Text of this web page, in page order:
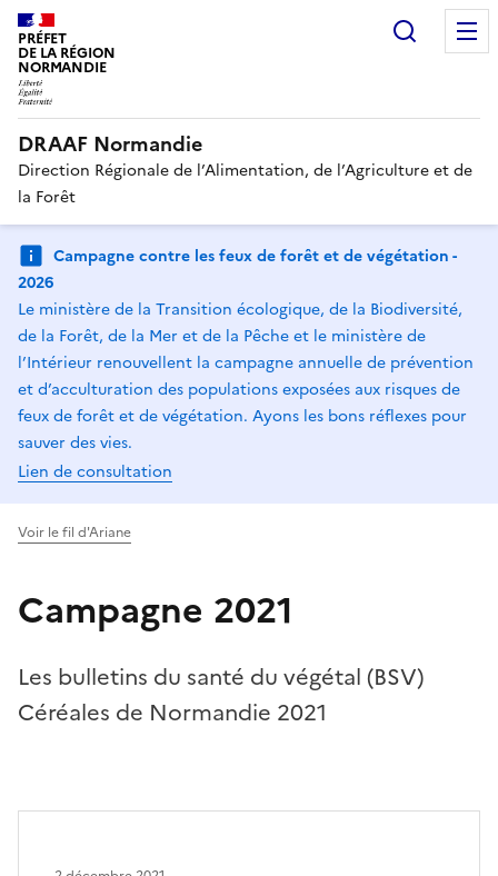
PRÉFET
DE LA RÉGION
NORMANDIE
DRAAF Normandie
Direction Régionale de l’Alimentation, de l’Agriculture et de
la Forêt
Campagne contre les feux de forêt et de végétation -
2026
Le ministère de la Transition écologique, de la Biodiversité,
de la Forêt, de la Mer et de la Pêche et le ministère de
l’Intérieur renouvellent la campagne annuelle de prévention
et d’acculturation des populations exposées aux risques de
feux de forêt et de végétation. Ayons les bons réflexes pour
sauver des vies.
Lien de consultation
Voir le fil d'Ariane
Campagne 2021
Les bulletins du santé du végétal (BSV)
Céréales de Normandie 2021